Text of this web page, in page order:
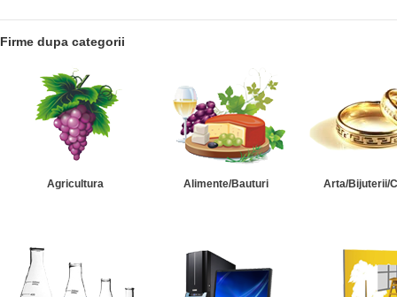
Firme dupa categorii
Agricultura Alimente/Bauturi Arta/Bijuterii/